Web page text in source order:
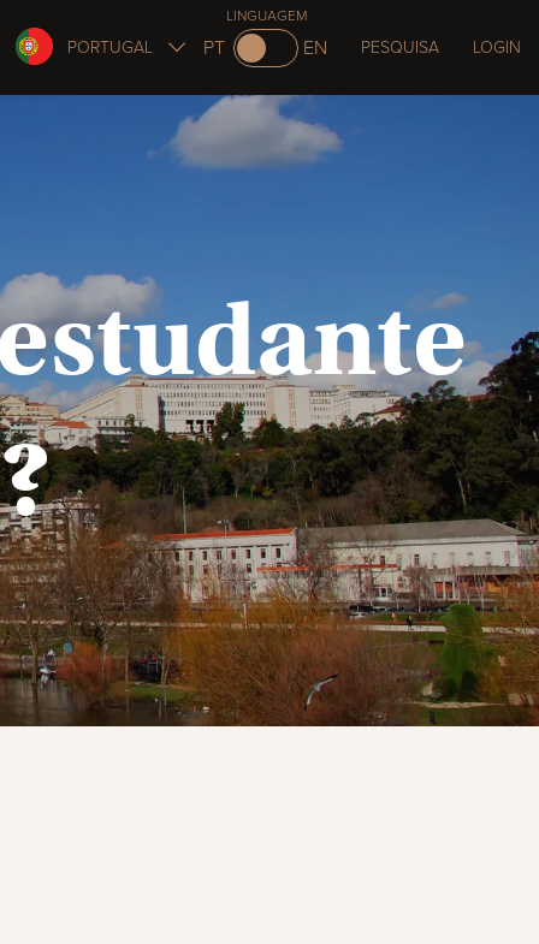
PORTUGAL PT
LINGUAGEM
EN PESQUISA LOGIN